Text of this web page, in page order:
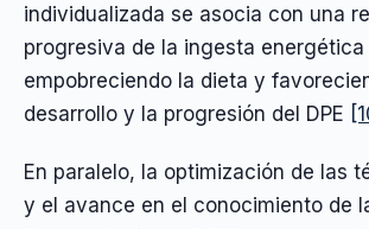
individualizada se asocia con una
progresiva de la ingesta
empobreciendo la dieta y
desarrollo y la progresión del DPE
En paralelo, la optimización de las
y el avance en el conocimiento de